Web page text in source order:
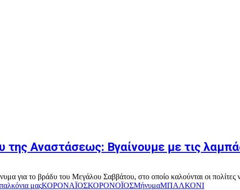
της Αναστάσεως: Βγαίνουμε με τις
για το βράδυ του Μεγάλου Σαββάτου, στο οποίο καλούνται οι
μαςΚΟΡΟΝΑΪΟΣΚΟΡΟΝΟΪΟΣΜήνυμαΜΠΑΛΚΟΝΙ